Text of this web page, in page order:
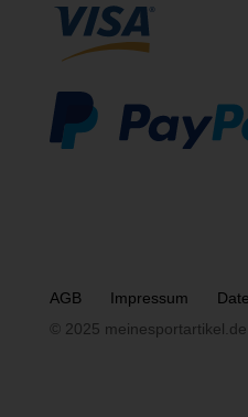
AGB Impressum
© 2025